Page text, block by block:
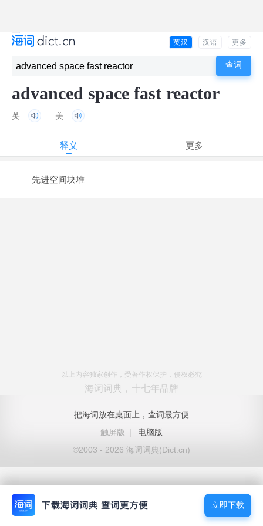
英汉 汉语 更多
advanced space fast reactor
英 美
释义 更多
先进空间块堆
以上内容独家创作，受著作权保护，侵权必究
海词词典，十七年品牌
把海词放在桌面上，查词最方便
触屏版
|
电脑版
©2003 - 2026 海词词典(Dict.cn)
立即下载
立即下载